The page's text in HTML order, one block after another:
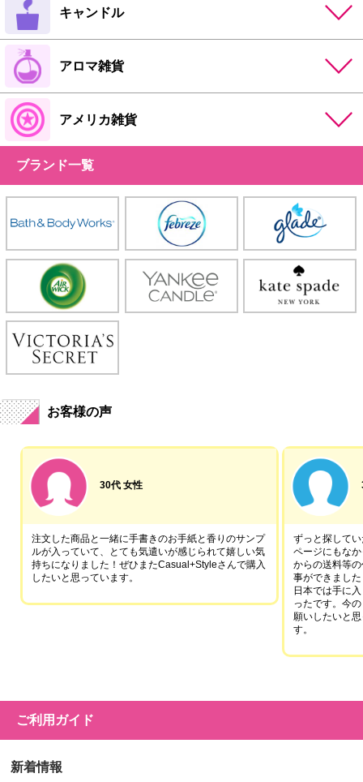
キャンドル
アロマ雑貨
アメリカ雑貨
ブランド一覧
お客様の声
30代 女性
注文した商品と一緒に手書きのお手紙と香りのサンプ
ルが入っていて、とても気遣いが感じられて嬉しい気
持ちになりました！ぜひまたCasual+Styleさんで購入
したいと思っています。
ずっと探して
ページにもな
からの送料等
事ができました
日本では手に
ったです。今
願いしたいと
す。
ご利用ガイド
新着情報